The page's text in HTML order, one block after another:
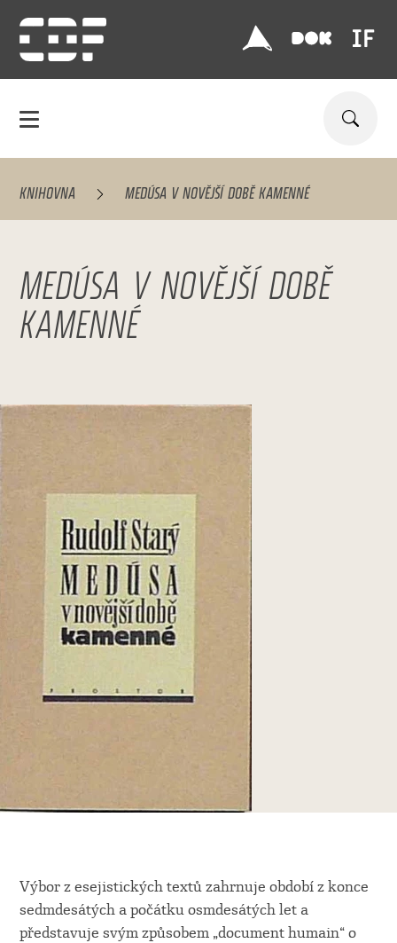
KNIHOVNA MEDÚSA V NOVĚJŠÍ DOBĚ KAMENNÉ
MEDÚSA V NOVĚJŠÍ DOBĚ
KAMENNÉ
Výbor z esejistických textů zahrnuje období z konce
sedmdesátých a počátku osmdesátých let a
představuje svým způsobem „document humain“ o